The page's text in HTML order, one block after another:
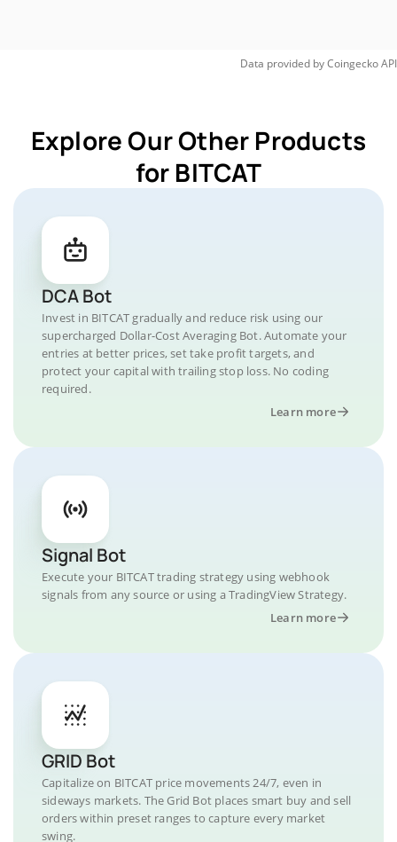
Data provided byCoingeckoAPI
Explore Our Other Products
for BITCAT
DCA Bot
Invest in BITCAT gradually and reduce risk using our
supercharged Dollar-Cost Averaging Bot. Automate your
entries at better prices, set take profit targets, and
protect your capital with trailing stop loss. No coding
required.
Learn more
Signal Bot
Execute your BITCAT trading strategy using webhook
signals from any source or using a TradingView Strategy.
Learn more
GRID Bot
Capitalize on BITCAT price movements 24/7, even in
sideways markets. The Grid Bot places smart buy and sell
orders within preset ranges to capture every market
swing.